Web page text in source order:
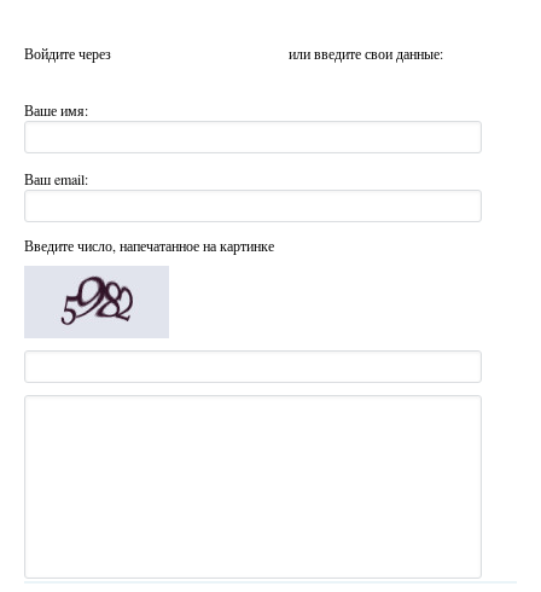
Войдите через или введите свои данные:
Ваше имя:
Ваш email:
Введите число, напечатанное на картинке